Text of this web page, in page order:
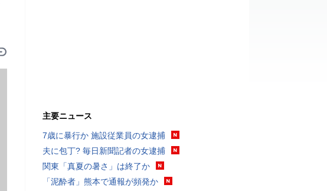
主要ニュース
7歳に暴行か 施設従業員の女逮捕
夫に包丁? 毎日新聞記者の女逮捕
関東「真夏の暑さ」は終了か
「泥酔者」熊本で通報が頻発か